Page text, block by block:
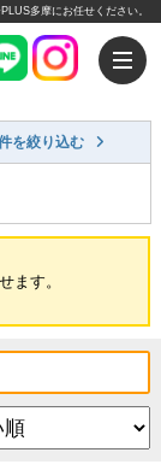
多摩にお任せください。
を絞り込む
ます。